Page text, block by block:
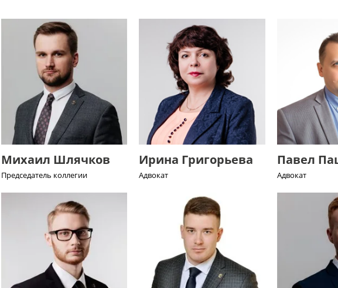
Михаил Шлячков
Председатель коллегии
Ирина Григорьева
Адвокат
Павел
Адвокат